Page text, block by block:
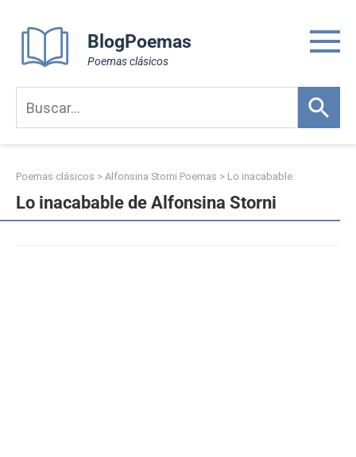
content
BlogPoemas
Poemas clásicos
Poemas clásicos > Alfonsina Storni Poemas > Lo inacabable
Lo inacabable de Alfonsina Storni